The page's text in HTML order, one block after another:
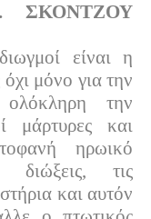
είναι η
μόνο για την
την
μάρτυρες και
ηρωικό
τις
και αυτόν